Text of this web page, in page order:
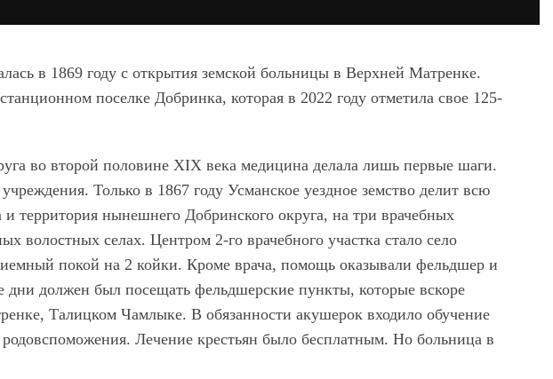
в 1869 году с открытия земской больницы в Верхней Матренке.
поселке Добринка, которая в 2022 году отметила свое 125-
во второй половине XIX века медицина делала лишь первые шаги.
Только в 1867 году Усманское уездное земство делит всю
и территория нынешнего Добринского округа, на три врачебных
волостных селах. Центром 2-го врачебного участка стало село
покой на 2 койки. Кроме врача, помощь оказывали фельдшер и
дни должен был посещать фельдшерские пункты, которые вскоре
Талицком Чамлыке. В обязанности акушерок входило обучение
Лечение крестьян было бесплатным. Но больница в